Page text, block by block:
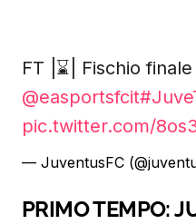
FT |⌛️| Fischio finale
@easportsfcit
pic.twitter.com/
— JuventusFC
PRIMO TEMPO: